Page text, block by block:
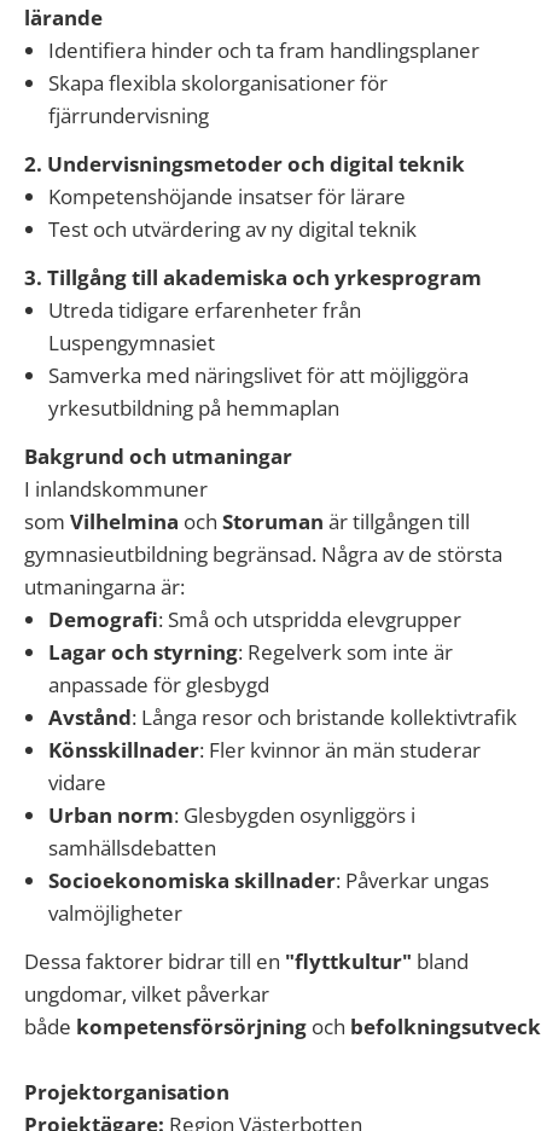
lärande
Identifiera hinder och ta fram handlingsplaner
Skapa flexibla skolorganisationer för
fjärrundervisning
2. Undervisningsmetoder och digital teknik
Kompetenshöjande insatser för lärare
Test och utvärdering av ny digital teknik
3. Tillgång till akademiska och yrkesprogram
Utreda tidigare erfarenheter från
Luspengymnasiet
Samverka med näringslivet för att möjliggöra
yrkesutbildning på hemmaplan
Bakgrund och utmaningar
I inlandskommuner
som Vilhelmina och Storuman är tillgången till
gymnasieutbildning begränsad. Några av de största
utmaningarna är:
Demografi: Små och utspridda elevgrupper
Lagar och styrning: Regelverk som inte är
anpassade för glesbygd
Avstånd: Långa resor och bristande kollektivtrafik
Könsskillnader: Fler kvinnor än män studerar
vidare
Urban norm: Glesbygden osynliggörs i
samhällsdebatten
Socioekonomiska skillnader: Påverkar ungas
valmöjligheter
Dessa faktorer bidrar till en "flyttkultur" bland
ungdomar, vilket påverkar
både kompetensförsörjning och
Projektorganisation
Projektägare: Region Västerbotten